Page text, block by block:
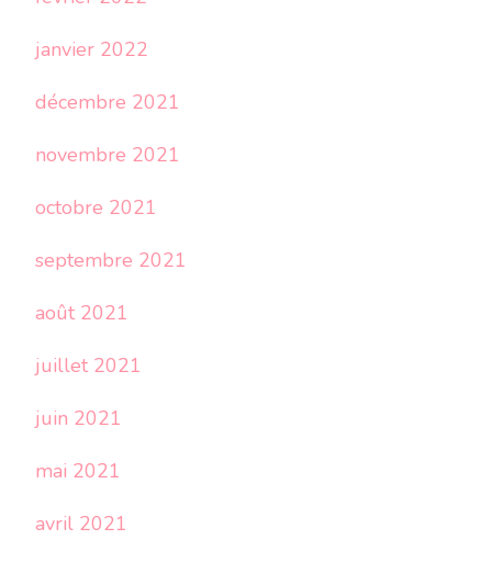
janvier 2022
décembre 2021
novembre 2021
octobre 2021
septembre 2021
août 2021
juillet 2021
juin 2021
mai 2021
avril 2021